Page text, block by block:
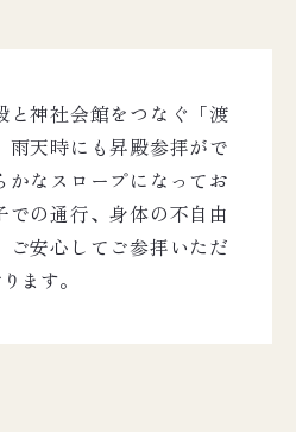
神社会館をつなぐ「渡
雨天時にも昇殿参拝がで
かなスロープになってお
での通行、身体の不自由
ご安心してご参拝いただ
ます。